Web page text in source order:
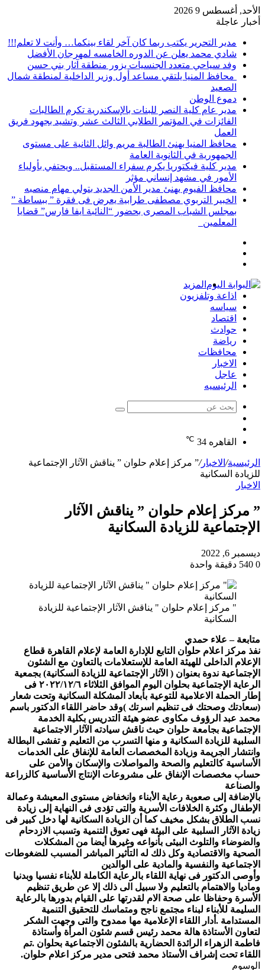
الأحد, أغسطس 9 2026
أخبار عاجلة
مدير التحرير يكتب ربما كان آخر لقاء بينكما… وأنت لا تعلم!!!
شادي محمد يعلن عن الدوره الخامسه لمهرجان الأفضل
وفد سياحي متعدد الجنسيات يزور منطقة آثار بني حسن
محافظ المنيا يلتقي مساعد أول وزير الداخلية لمنطقة شمال
الصعيد
دموع الوطن
مدير عام كلية النصر للبنات بالإسكندرية تكرم الطالبات
الفائزات في المؤتمر الطلابي الثالث عشر وتشيد بجهود فريق
العمل
محافظ المنيا يهنئ الطالبة مريم وائل الثانية على مستوى
الجمهورية في الثانوية العامة
مدير كلية فيكتوريا يكرم سفراء المستقبل.. ويحتفي بأولياء
الأمور في مشهد إنساني مؤثر
محافظ الفيوم يهنئ مدير الأمن الجديد بتولي مهام منصبه
الخبير التربوي مصطفى طرابية يعرض فى فقرة ” ببساطة ”
بمجلس الشباب المصرى بحضور “النائبة ايفا فارس” قضايا
المعلمين
المزيد
اذاعة وتلفزيون
سياسه
اقتصاد
حوادث
رياضة
محافظات
الاخبار
عاجل
الرئيسيه
بحث
عشوائي
القاهره 34
℃
الرئيسية/ الاخبار/” مركز إعلام حلوان ” يناقش الآثار الإجتماعية
للزيادة السكانية
الاخبار
” مركز إعلام حلوان ” يناقش الآثار
الإجتماعية للزيادة السكانية
ديسمبر 6, 2022
0
دقيقة واحدة
" مركز إعلام حلوان " يناقش الآثار الإجتماعية للزيادة
السكانية
متابعة – علاء حمدي
نفذ مركز اعلام حلوان التابع للإدارة العامة لإعلام القاهرة قطاع
الإعلام الداخلى للهيئة العامة للإستعلامات بالتعاون مع الشئون
الإجتماعية ندوة بعنوان ( الآثار الإجتماعية للزيادة السكانية) بجمعية
الرعاية الإجتماعية بحلوان اليوم الموافق الثلاثاء ٢٠٢٢/١٢/٦ فى
إطار الحملة الاعلامية للتوعية بأبعاد المشكلة السكانية وتحت شعار
(سعادتك وصحتك فى تنظيم اسرتك )وقد حاضر اللقاء الدكتور باسم
محمد عبد الرؤوف مكاوى عضو هيئة التدريس بكلية الخدمة
الإجتماعية بجامعة حلوان حيث ناقش سيادته الآثار الاجتماعية
السلبية للزيادة السكانية و منها التسرب من التعليم و تفشى البطالة
وانتشار الجريمة وزيادة المخصصات العامة للإنفاق على الخدمات
الأساسية كالتعليم والصحة والمواصلات والإسكان والأمن على
حساب مخصصات الإنفاق على مشروعات الإنتاج الأساسية كالزراعة
والصناعة
بالإضافة إلى صعوبة رعاية الأبناء وانخفاض مستوى المعيشة وعمالة
الإطفال وكثرة الخلافات الأسرية والتى تؤدى فى النهاية إلى زيادة
نسب الطلاق بشكل مخيف كما أن الزيادة السكانية لها دخل كبير فى
زيادة الآثار السلبية على البيئة فهى تعوق التنمية وتسبب الازدحام
والضوضاء والتلوث البيئى بأنواعه وغيرها أيضا من المشكلات
الصحية والاقتصادية وكل ذلك له التأثير المباشر المسبب للضغوطات
الاجتماعية والنفسية والمادية على الوالدين
وأوصى الدكتور فى نهاية اللقاء بالرعاية الكاملة للأبناء نفسيا وبدنيا
وماديا والاهتمام بالتعليم ولا سبيل الى ذلك إلا عن طريق تنظيم
الأسرة وحفاظا على صحة الام لقدرتها على القيام بدورها بالرعاية
السليمة للأبناء لبناء مجتمع ناجح ومتماسك للتحقيق التنمية
المستدامة . أدار اللقاء الإعلامية مها ممدوح والتى وجهت الشكر
لتعاون الأستاذة هالة محمد رئيس قسم شئون المرأة وأستاذة
فاطمة الزهراء الرائدة الحضارية بالشئون الاجتماعية بحلوان .تم
اللقاء تحت إشراف الأستاذ محمد فتحى مدير مركز اعلام حلوان.
الوسوم